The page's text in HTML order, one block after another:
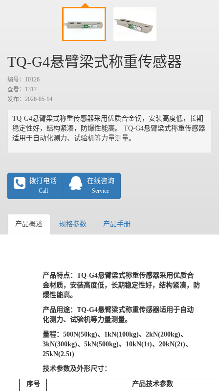
TQ-G4悬臂梁式称重传感器
编号：10126
查看： 1317
发布：2026-05-14
TQ-G4悬臂梁式称重传感器采用优质合金钢，安装高度低，长期
稳定性好，结构紧凑，防爆性能高。 TQ-G4悬臂梁式称重传感器
适用于自动化测力、试验机等力量测量。
拨打电话
Call
在线咨询
Service
产品概述 规格参数 产品手册
产品特点： TQ-G4悬臂梁式称重传感器采用优质合
金材质，安装高度低，长期稳定性好，结构紧凑，防
爆性能高。
产品用途： TQ-G4悬臂梁式称重传感器适用于自动
化测力、试验机等力量测量。
量程： 500N(50kg)、1kN(100kg)、2kN(200kg)、
3kN(300kg)、 5kN(500kg)、 10kN(1t)、20kN(2t)、
25kN(2.5t)
技术参数及外形尺寸：
序号 产品技术参数